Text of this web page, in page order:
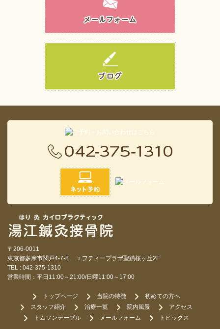
〒206-0011
東京都多摩市関戸4-7-8 エフティープラザ聖蹟桜ヶ丘2F
TEL : 042-375-1310
営業時間：平日11:00～21:00/日曜11:00～17:00
トップページ 当院の特徴
初めての方へ
スタッフ紹介
治療一覧 院内風景
アクセス
トムソンテーブル
メールフォーム トピックス